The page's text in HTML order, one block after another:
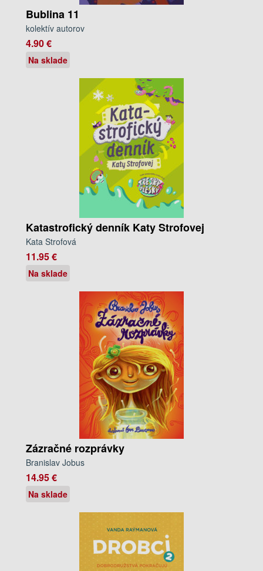
Bublina 11
kolektív autorov
4.90 €
Na sklade
Katastrofický denník Katy Strofovej
Kata Strofová
11.95 €
Na sklade
Zázračné rozprávky
Branislav Jobus
14.95 €
Na sklade